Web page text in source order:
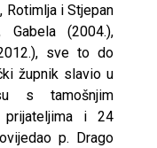
Rotimlja i Stjepan
Gabela (2004.),
sve to do
župnik slavio u
s tamošnjim
prijateljima i 24
p. Drago